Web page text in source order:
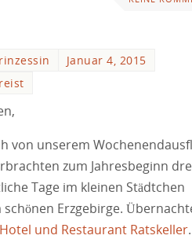
Januar 4, 2015
von unserem
zum Jahresbeginn
Tage im kleinen Städtchen
schönen Erzgebirge.
Hotel und Restaurant Ratskeller.